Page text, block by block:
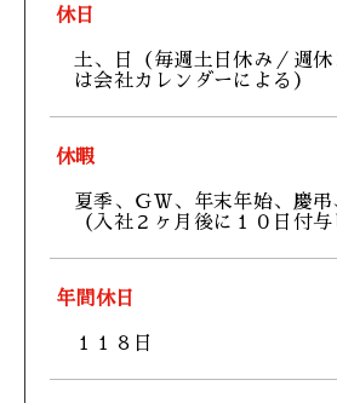
休日
土、日（毎週土日休み／週休
は会社カレンダーによる）
休暇
夏季、ＧＷ、年末年始、慶弔
（入社２ヶ月後に１０日付与
年間休日
１１８日